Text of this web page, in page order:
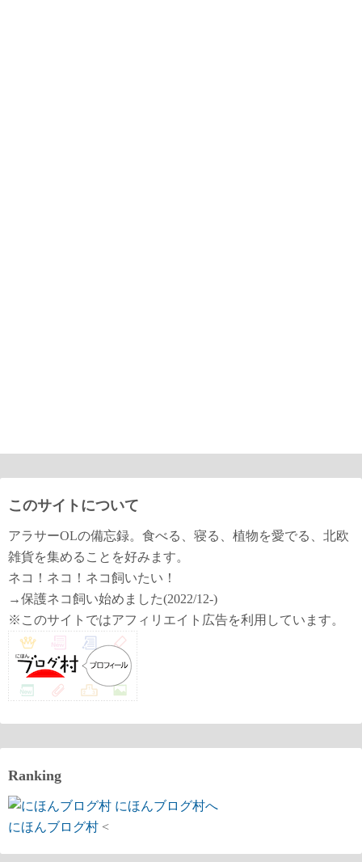
このサイトについて
アラサーOLの備忘録。食べる、寝る、植物を愛でる、北欧
雑貨を集めることを好みます。
ネコ！ネコ！ネコ飼いたい！
→保護ネコ飼い始めました(2022/12-)
※このサイトではアフィリエイト広告を利用しています。
Ranking
にほんブログ村 <